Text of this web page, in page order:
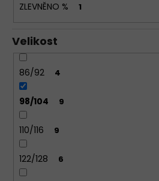
ZLEVNĚNO % 1
Velikost
86/92 4
98/104 9
110/116 9
122/128 6